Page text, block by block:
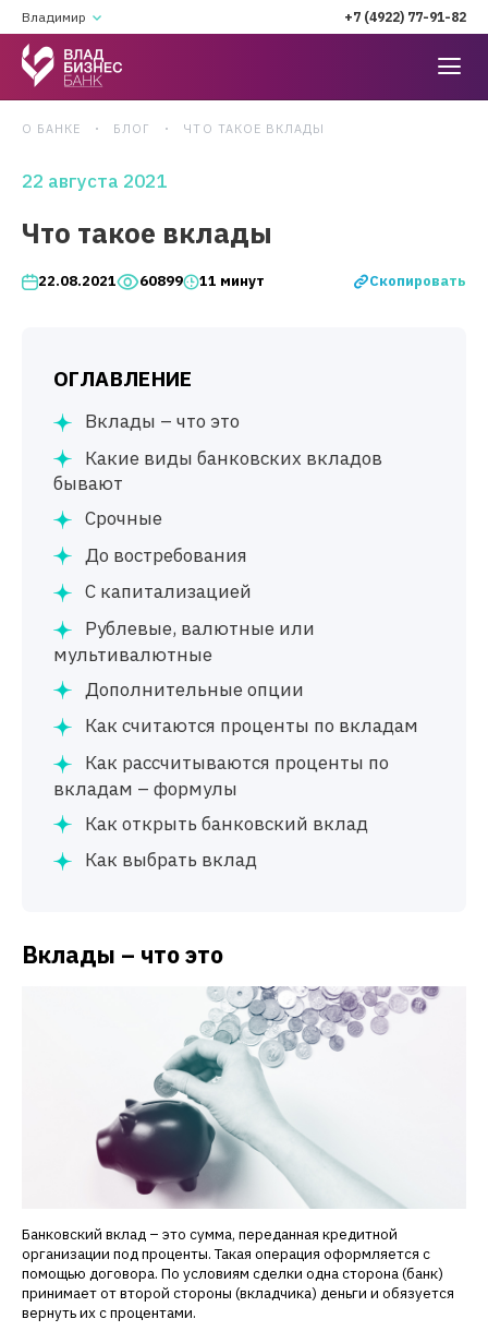
Владимир +7 (4922) 77-91-82
О БАНКЕ БЛОГ ЧТО ТАКОЕ ВКЛАДЫ
22 августа 2021
Что такое вклады
22.08.2021 60899 11 минут Скопировать
ОГЛАВЛЕНИЕ
Вклады – что это
Какие виды банковских вкладов
бывают
Срочные
До востребования
С капитализацией
Рублевые, валютные или
мультивалютные
Дополнительные опции
Как считаются проценты по вкладам
Как рассчитываются проценты по
вкладам – формулы
Как открыть банковский вклад
Как выбрать вклад
Вклады – что это
Банковский вклад – это сумма, переданная кредитной
организации под проценты. Такая операция оформляется с
помощью договора. По условиям сделки одна сторона (банк)
принимает от второй стороны (вкладчика) деньги и обязуется
вернуть их с процентами.